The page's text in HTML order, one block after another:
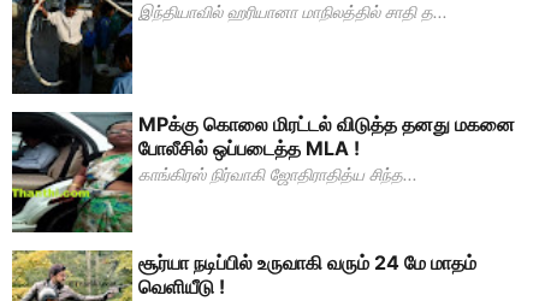
இந்தியாவில் ஹரியானா மாநிலத்தில் சாதி த...
MPக்கு கொலை மிரட்டல் விடுத்த தனது மகனை
போலீசில் ஒப்படைத்த MLA !
காங்கிரஸ் நிர்வாகி ஜோதிராதித்ய சிந்த...
சூர்யா நடிப்பில் உருவாகி வரும் 24 மே மாதம்
வெளியீடு !